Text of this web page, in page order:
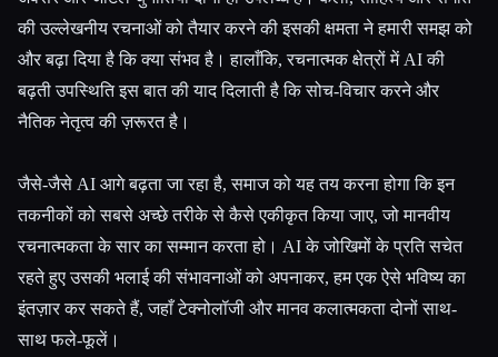
की उल्लेखनीय रचनाओं को तैयार करने की इसकी क्षमता ने हमारी समझ को
और बढ़ा दिया है कि क्या संभव है। हालाँकि, रचनात्मक क्षेत्रों में AI की
बढ़ती उपस्थिति इस बात की याद दिलाती है कि सोच-विचार करने और
नैतिक नेतृत्व की ज़रूरत है।
जैसे-जैसे AI आगे बढ़ता जा रहा है, समाज को यह तय करना होगा कि इन
तकनीकों को सबसे अच्छे तरीके से कैसे एकीकृत किया जाए, जो मानवीय
रचनात्मकता के सार का सम्मान करता हो। AI के जोखिमों के प्रति सचेत
रहते हुए उसकी भलाई की संभावनाओं को अपनाकर, हम एक ऐसे भविष्य का
इंतज़ार कर सकते हैं, जहाँ टेक्नोलॉजी और मानव कलात्मकता दोनों साथ-
साथ फले-फूलें।